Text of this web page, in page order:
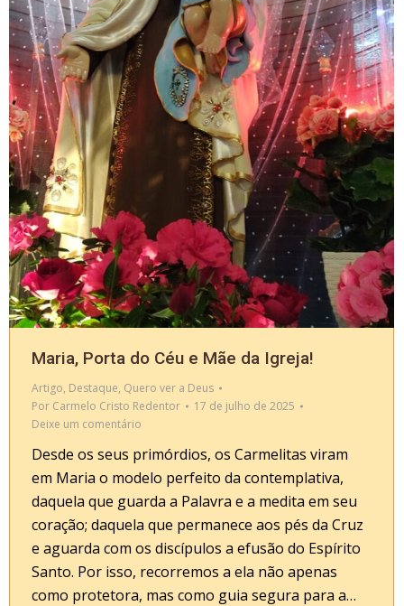
Maria, Porta do Céu e Mãe da Igreja!
Artigo, Destaque, Quero ver a Deus
Por Carmelo Cristo Redentor
17 de julho de 2025
Deixe um comentário
Desde os seus primórdios, os Carmelitas viram
em Maria o modelo perfeito da contemplativa,
daquela que guarda a Palavra e a medita em seu
coração; daquela que permanece aos pés da Cruz
e aguarda com os discípulos a efusão do Espírito
Santo. Por isso, recorremos a ela não apenas
como protetora, mas como guia segura para a…